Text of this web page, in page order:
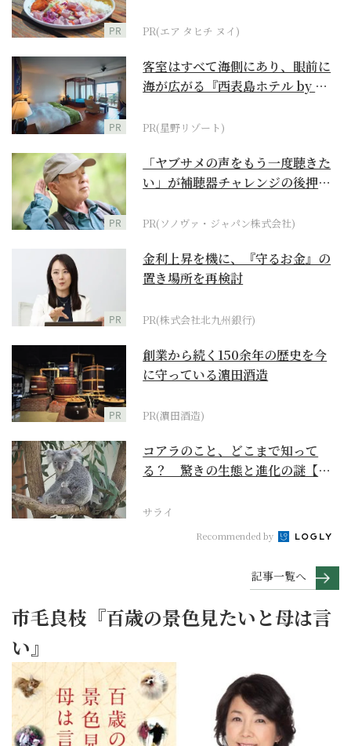
PR PR(エア タヒチ ヌイ)
PR
客室はすべて海側にあり、眼前に
海が広がる『西表島ホテル by 星
PR(星野リゾート)
PR
「ヤブサメの声をもう一度聴きた
い」が補聴器チャレンジの後押し
PR(ソノヴァ・ジャパン株式会社)
PR
金利上昇を機に、『守るお金』の
置き場所を再検討
PR(株式会社北九州銀行)
PR
創業から続く150余年の歴史を今
に守っている濵田酒造
PR(濵田酒造)
コアラのこと、どこまで知って
る？ 驚きの生態と進化の謎【お
サライ
Recommended by
記事一覧へ
市毛良枝『百歳の景色見たいと母は言
い』